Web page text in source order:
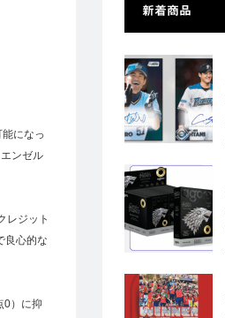
になっ
ンゼル
レジット
良心的な
0）に抑
新着商品